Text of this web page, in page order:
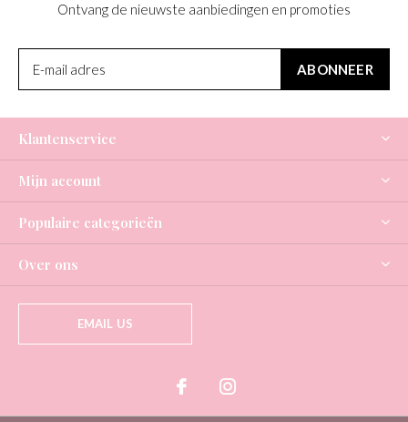
Ontvang de nieuwste aanbiedingen en promoties
ABONNEER
Klantenservice
Mijn account
Populaire categorieën
Over ons
EMAIL US